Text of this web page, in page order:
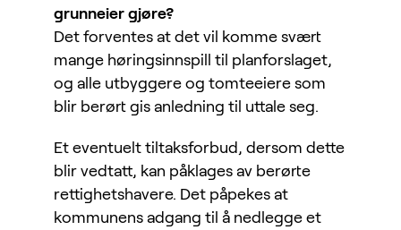
grunneier gjøre?
Det forventes at det vil komme svært
mange høringsinnspill til planforslaget,
og alle utbyggere og tomteeiere som
blir berørt gis anledning til uttale seg.
Et eventuelt tiltaksforbud, dersom dette
blir vedtatt, kan påklages av berørte
rettighetshavere. Det påpekes at
kommunens adgang til å nedlegge et